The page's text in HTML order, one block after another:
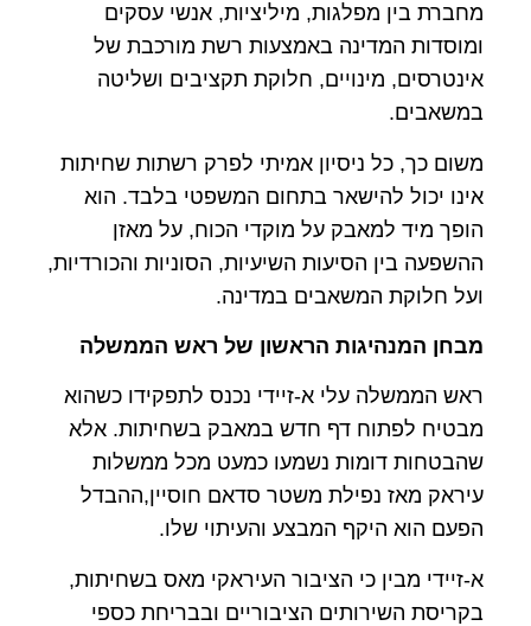
מחברת בין מפלגות, מיליציות, אנשי עסקים
ומוסדות המדינה באמצעות רשת מורכבת של
אינטרסים, מינויים, חלוקת תקציבים ושליטה
במשאבים.
משום כך, כל ניסיון אמיתי לפרק רשתות שחיתות
אינו יכול להישאר בתחום המשפטי בלבד. הוא
הופך מיד למאבק על מוקדי הכוח, על מאזן
ההשפעה בין הסיעות השיעיות, הסוניות והכורדיות,
ועל חלוקת המשאבים במדינה.
מבחן המנהיגות הראשון של ראש הממשלה
ראש הממשלה עלי א-זיידי נכנס לתפקידו כשהוא
מבטיח לפתוח דף חדש במאבק בשחיתות. אלא
שהבטחות דומות נשמעו כמעט מכל ממשלות
עיראק מאז נפילת משטר סדאם חוסיין,ההבדל
הפעם הוא היקף המבצע והעיתוי שלו.
א-זיידי מבין כי הציבור העיראקי מאס בשחיתות,
בקריסת השירותים הציבוריים ובבריחת כספי